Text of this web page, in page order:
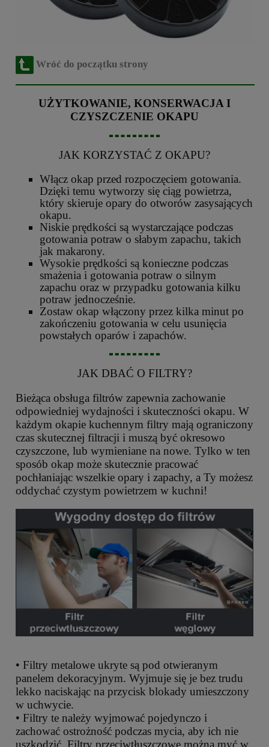
Wróć do początku strony
UŻYTKOWANIE, KONSERWACJA I
CZYSZCZENIE OKAPU
JAK KORZYSTAĆ Z OKAPU?
Włącz okap przed rozpoczęciem gotowania.
Dzięki temu wytworzy się ciąg powietrza,
który skieruje opary do otworów zasysających
okapu.
Niskie prędkości są wystarczające podczas
gotowania potraw o słabym zapachu, takich
jak makarony.
Wysokie prędkości są konieczne podczas
smażenia i gotowania potraw o silnym
zapachu oraz w przypadku gotowania kilku
potraw jednocześnie.
Zostaw okap włączony przez kilka minut po
zakończeniu gotowania w celu usunięcia
powstałych oparów i zapachów.
JAK DBAĆ O FILTRY?
Bieżąca obsługa filtrów zapewnia zachowanie
odpowiedniej wydajności i skuteczności okapu. W
każdym okapie kuchennym filtry mają ograniczony
czas skutecznej filtracji i muszą być okresowo
czyszczone, lub wymieniane na nowe. Tylko w ten
sposób okap może skutecznie pracować
pochłaniając wszelkie opary i zapachy, a Ty możesz
oddychać czystym powietrzem w kuchni!
• Filtry metalowe ukryte są pod otwieranym
panelem dekoracyjnym. Wyjmuje się je bez trudu
lekko naciskając na przycisk blokady umieszczony
w uchwycie.
• Filtry te należy wyjmować pojedynczo i
zachować ostrożność podczas mycia, aby ich nie
uszkodzić. Filtry przeciwtłuszczowe można myć w